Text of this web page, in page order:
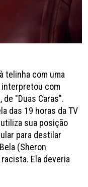
telinha com uma
interpretou com
"Duas Caras".
das 19 horas da TV
sua posição
para destilar
(Sheron
Ela deveria